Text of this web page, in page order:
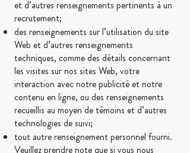
et d’autres renseignements pertinents à un
recrutement;
des renseignements sur l’utilisation du site
Web et d’autres renseignements
techniques, comme des détails concernant
les visites sur nos sites Web, votre
interaction avec notre publicité et notre
contenu en ligne, ou des renseignements
recueillis au moyen de témoins et d’autres
technologies de suivi;
tout autre renseignement personnel fourni.
Veuillez prendre note que si vous nous